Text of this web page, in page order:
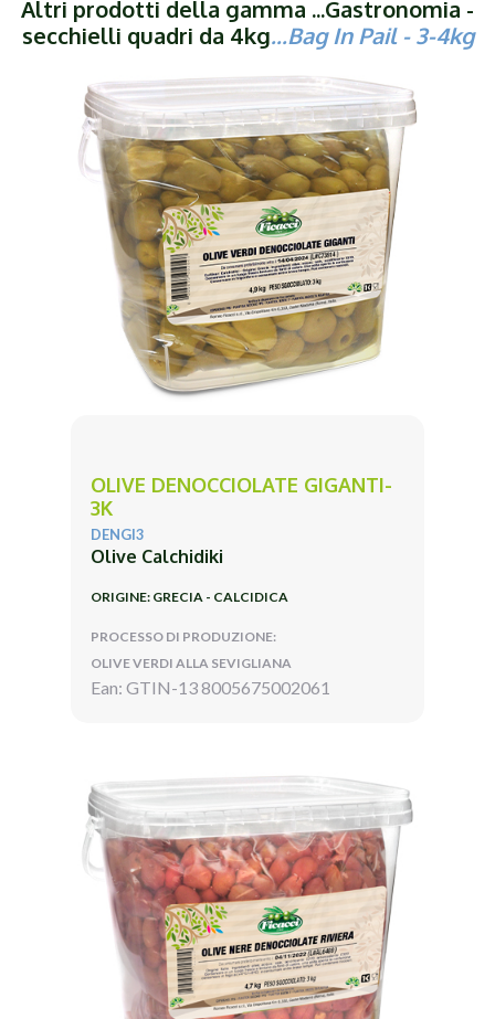
Altri prodotti della gamma ...Gastronomia -
secchielli quadri da 4kg...Bag In Pail - 3-4kg
OLIVE DENOCCIOLATE GIGANTI-
3K
DENGI3
Olive Calchidiki
ORIGINE: GRECIA - CALCIDICA
PROCESSO DI PRODUZIONE:
OLIVE VERDI ALLA SEVIGLIANA
Ean: GTIN-13 8005675002061